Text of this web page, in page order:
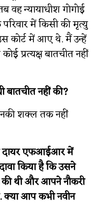
वह न्यायाधीश गोगोई
में किसी की मृत्यु
कोर्ट में आए थे. मैं उन्हें
प्रत्यक्ष बातचीत नहीं
नहीं की?
शक्ल तक नहीं
दायर एफआईआर में
किया है कि उसने
थी और आपने नौकरी
आप कभी नवीन